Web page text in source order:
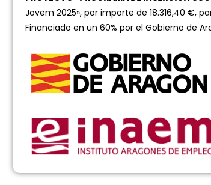
Jovem 2025», por importe de 18.316,40 €,
Financiado en un 60% por el Gobierno de